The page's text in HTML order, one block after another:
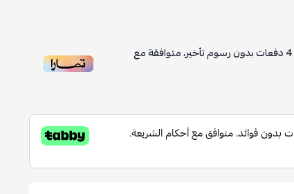
4دفعات بدون رسوم تأخير، متوافقة مع